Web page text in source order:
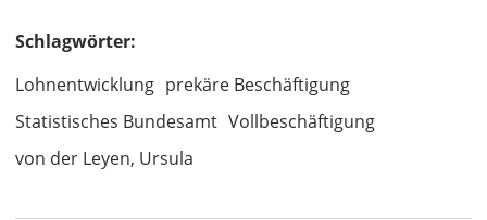
Schlagwörter:
Lohnentwicklung prekäre Beschäftigung
Statistisches Bundesamt Vollbeschäftigung
von der Leyen, Ursula